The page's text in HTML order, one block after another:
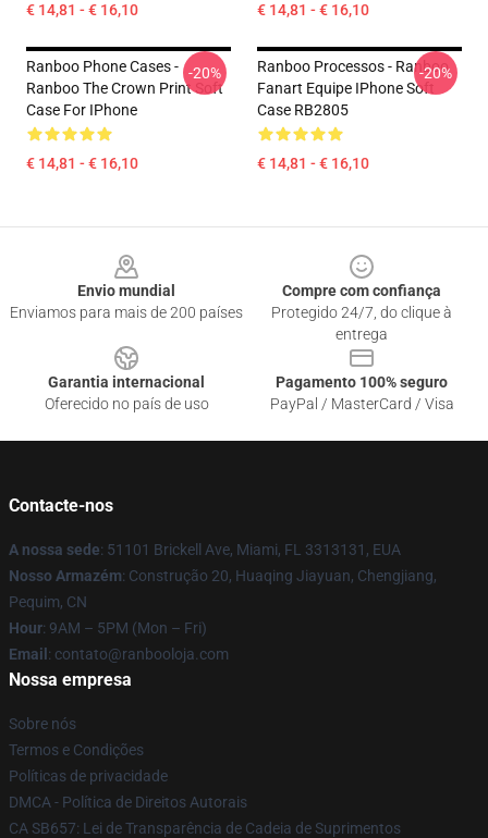
€ 14,81 - € 16,10 € 14,81 - € 16,10
Ranboo Phone Cases -
Ranboo The Crown Print Soft
Case For IPhone
€ 14,81 - € 16,10
-20%
Ranboo Processos - Ranboo
Fanart Equipe IPhone Soft
Case RB2805
€ 14,81 - € 16,10
-20%
Envio mundial
Enviamos para mais de 200 países
Compre com confiança
Protegido 24/7, do clique à
entrega
Garantia internacional
Oferecido no país de uso
Pagamento 100% seguro
PayPal / MasterCard / Visa
Contacte-nos
A nossa sede: 51101 Brickell Ave, Miami, FL 3313131, EUA
Nosso Armazém: Construção 20, Huaqing Jiayuan, Chengjiang,
Pequim, CN
Hour: 9AM – 5PM (Mon – Fri)
Email : contato@ranbooloja.com
Nossa empresa
Sobre nós
Termos e Condições
Políticas de privacidade
DMCA - Política de Direitos Autorais
CA SB657: Lei de Transparência de Cadeia de Suprimentos